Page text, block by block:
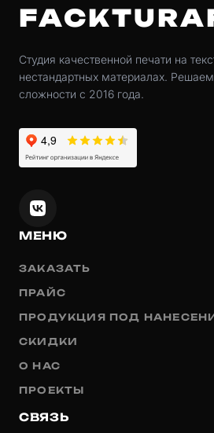
Студия качественной печати на
нестандартных материалах.
сложности с 2016 года.
МЕНЮ
ЗАКАЗАТЬ
ПРАЙС
ПРОДУКЦИЯ ПОД
СКИДКИ
О НАС
ПРОЕКТЫ
СВЯЗЬ